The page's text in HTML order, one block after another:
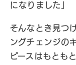
になりました」
そんなとき見つ
ングチェンジの
ピースはもとも